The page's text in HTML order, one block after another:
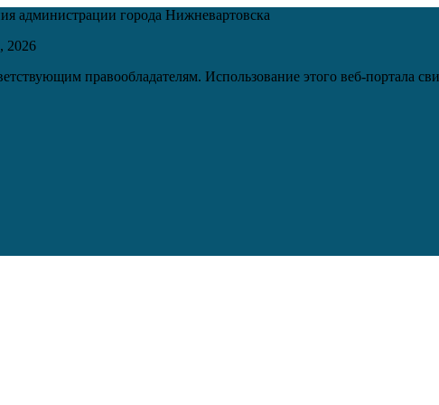
администрации города Нижневартовска
2026
правообладателям. Использование этого веб-портала